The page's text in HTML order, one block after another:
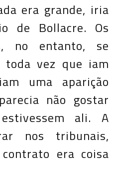
era grande, iria
de Bollacre. Os
no entanto, se
vez que iam
uma aparição
não gostar
ali. A
nos tribunais,
era coisa